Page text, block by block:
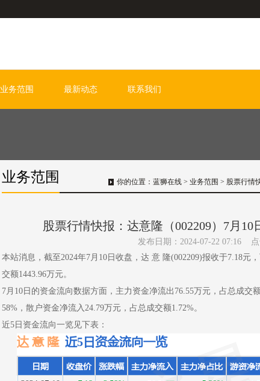
业务范围 最新动态 联系我们
业务范围 你的位置： 蓝狮在线 > 业务范围 > 股票行情
股票行情快报：达意隆（002209）7月10
发布日期：2024-07-22 07:16 点
本站消息，截至2024年7月10日收盘，达 意 隆(002209)报收于7.18元
交额1443.96万元。
7月10日的资金流向数据方面，主力资金净流出76.55万元，占总成交
58%，散户资金净流入24.79万元，占总成交额1.72%。
近5日资金流向一览见下表：